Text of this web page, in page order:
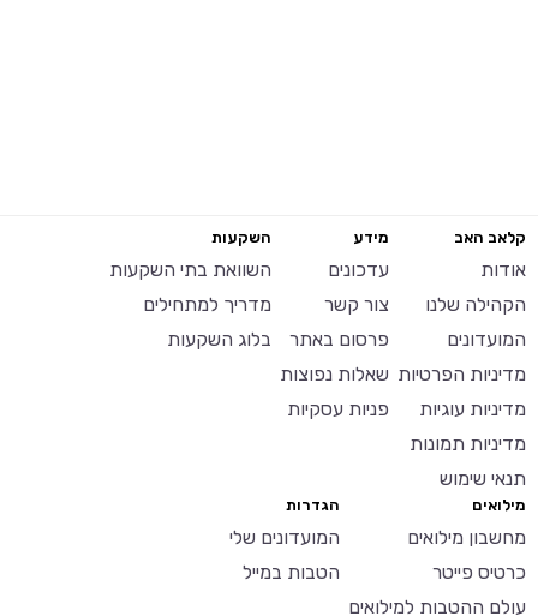
קלאב האב
אודות
הקהילה שלנו
המועדונים
מדיניות הפרטיות
מדיניות עוגיות
מדיניות תמונות
תנאי שימוש
מידע
עדכונים
צור קשר
פרסום באתר
שאלות נפוצות
פניות עסקיות
השקעות
השוואת בתי השקעות
מדריך למתחילים
בלוג השקעות
מילואים
מחשבון מילואים
כרטיס פייטר
עולם ההטבות למילואים
הגדרות
המועדונים שלי
הטבות במייל